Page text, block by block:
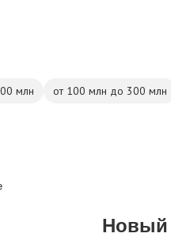
млн от 100 млн до 300 млн
Новый